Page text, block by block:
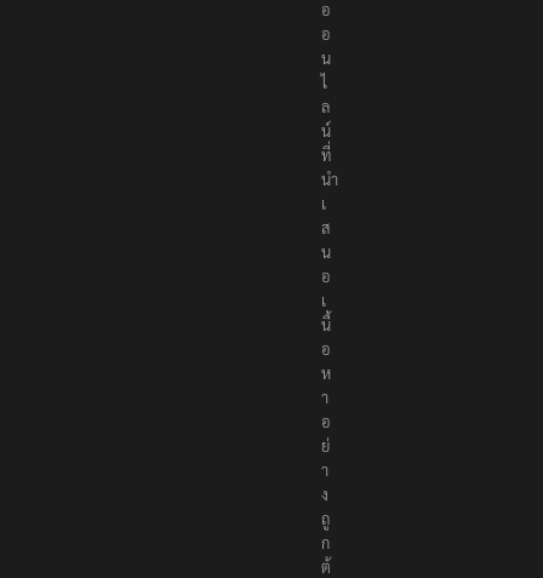
อ
อ
น
ไ
ล
น์
ที่
นำ
เ
ส
น
อ
เ
นื้
อ
ห
า
อ
ย่
า
ง
ถู
ก
ต้